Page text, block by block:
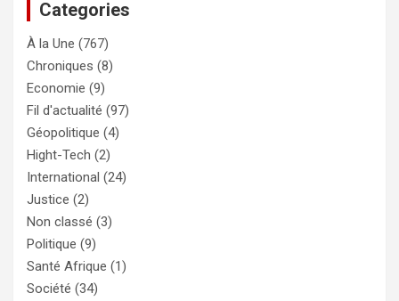
Categories
À la Une (767)
Chroniques (8)
Economie (9)
Fil d'actualité (97)
Géopolitique (4)
Hight-Tech (2)
International (24)
Justice (2)
Non classé (3)
Politique (9)
Santé Afrique (1)
Société (34)